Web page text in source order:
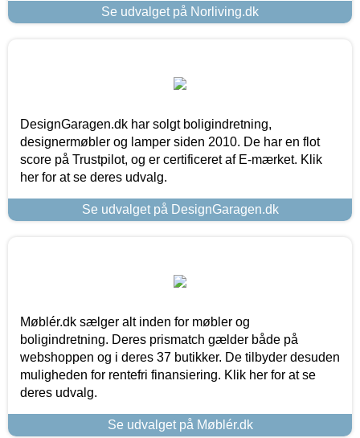
Se udvalget på Norliving.dk
DesignGaragen.dk har solgt boligindretning,
designermøbler og lamper siden 2010. De har en flot
score på Trustpilot, og er certificeret af E-mærket. Klik
her for at se deres udvalg.
Se udvalget på DesignGaragen.dk
Møblér.dk sælger alt inden for møbler og
boligindretning. Deres prismatch gælder både på
webshoppen og i deres 37 butikker. De tilbyder desuden
muligheden for rentefri finansiering. Klik her for at se
deres udvalg.
Se udvalget på Møblér.dk